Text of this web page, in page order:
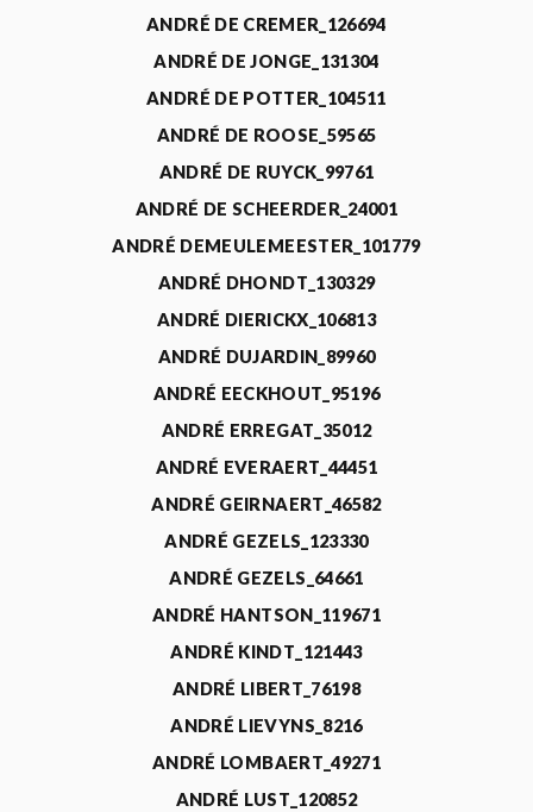
ANDRÉ DE CREMER_126694
ANDRÉ DE JONGE_131304
ANDRÉ DE POTTER_104511
ANDRÉ DE ROOSE_59565
ANDRÉ DE RUYCK_99761
ANDRÉ DE SCHEERDER_24001
ANDRÉ DEMEULEMEESTER_101779
ANDRÉ DHONDT_130329
ANDRÉ DIERICKX_106813
ANDRÉ DUJARDIN_89960
ANDRÉ EECKHOUT_95196
ANDRÉ ERREGAT_35012
ANDRÉ EVERAERT_44451
ANDRÉ GEIRNAERT_46582
ANDRÉ GEZELS_123330
ANDRÉ GEZELS_64661
ANDRÉ HANTSON_119671
ANDRÉ KINDT_121443
ANDRÉ LIBERT_76198
ANDRÉ LIEVYNS_8216
ANDRÉ LOMBAERT_49271
ANDRÉ LUST_120852